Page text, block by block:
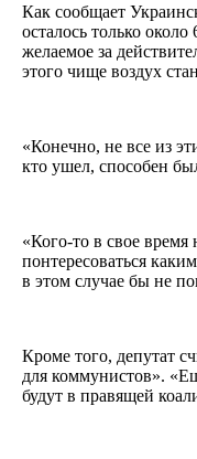
Как сообщает
осталось только
желаемое за
этого чище воздух
«Конечно, не все из
кто ушел, способен
«Кого-то в свое
понтересоваться
в этом случае бы не
Кроме того, депутат
для коммунистов».
будут в правящей